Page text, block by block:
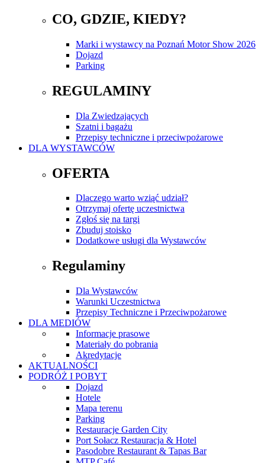
CO, GDZIE, KIEDY?
Marki i wystawcy na Poznań Motor Show 2026
Dojazd
Parking
REGULAMINY
Dla Zwiedzających
Szatni i bagażu
Przepisy techniczne i przeciwpożarowe
DLA WYSTAWCÓW
OFERTA
Dlaczego warto wziąć udział?
Otrzymaj ofertę uczestnictwa
Zgłoś się na targi
Zbuduj stoisko
Dodatkowe usługi dla Wystawców
Regulaminy
Dla Wystawców
Warunki Uczestnictwa
Przepisy Techniczne i Przeciwpożarowe
DLA MEDIÓW
Informacje prasowe
Materiały do pobrania
Akredytacje
AKTUALNOŚCI
PODRÓŻ I POBYT
Dojazd
Hotele
Mapa terenu
Parking
Restauracje Garden City
Port Sołacz Restauracja & Hotel
Pasodobre Restaurant & Tapas Bar